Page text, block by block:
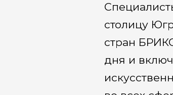
столицу
стран
дня и